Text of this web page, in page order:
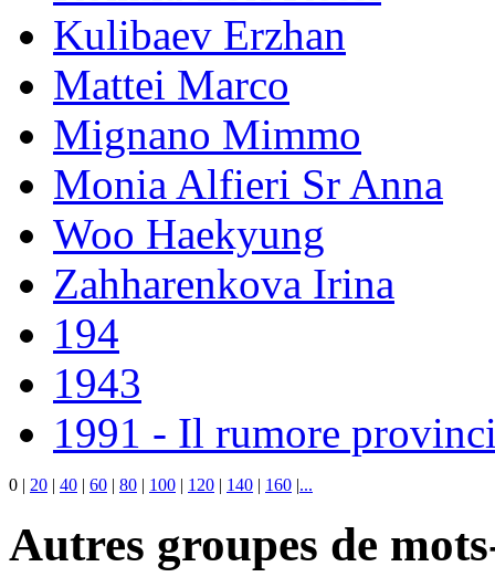
Kulibaev Erzhan
Mattei Marco
Mignano Mimmo
Monia Alfieri Sr Anna
Woo Haekyung
Zahharenkova Irina
194
1943
1991 - Il rumore
0 | 20 | 40 | 60 | 80 | 100 | 120 | 140 | 160 |...
Autres groupes de